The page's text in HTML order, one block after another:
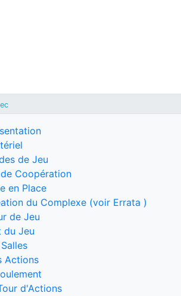
de Jeu
Coopération
en Place
du Complexe (voir Errata )
de Jeu
du Jeu
Actions
d'Actions